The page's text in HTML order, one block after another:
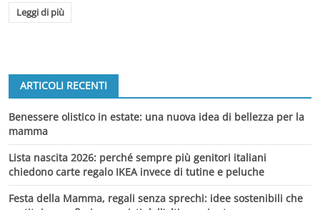
Leggi di più
ARTICOLI RECENTI
Benessere olistico in estate: una nuova idea di bellezza per la
mamma
Lista nascita 2026: perché sempre più genitori italiani
chiedono carte regalo IKEA invece di tutine e peluche
Festa della Mamma, regali senza sprechi: idee sostenibili che